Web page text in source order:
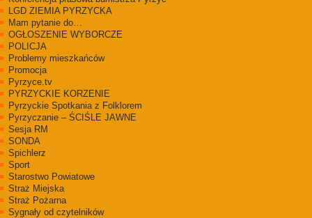
LGD ZIEMIA PYRZYCKA
Mam pytanie do…
OGŁOSZENIE WYBORCZE
POLICJA
Problemy mieszkańców
Promocja
Pyrzyce.tv
PYRZYCKIE KORZENIE
Pyrzyckie Spotkania z Folklorem
Pyrzyczanie – ŚCIŚLE JAWNE
Sesja RM
SONDA
Spichlerz
Sport
Starostwo Powiatowe
Straż Miejska
Straż Pożarna
Sygnały od czytelników